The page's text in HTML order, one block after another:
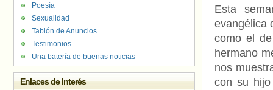
Esta
evangélica
como el
hermano
nos
con su
Poesía
Sexualidad
Tablón de Anuncios
Testimonios
Una batería de buenas noticias
Enlaces de Interés